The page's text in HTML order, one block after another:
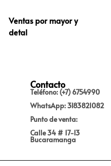
Ventas por mayor y
detal
Contacto
Teléfono: (+7) 6754990
WhatsApp: 3183821082
Punto de venta:
Calle 34 # 17-13
Bucaramanga